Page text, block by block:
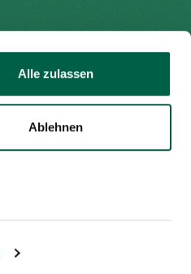
Alle zulassen
Ablehnen
DE